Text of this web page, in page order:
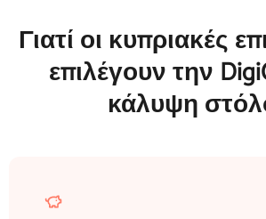
Γιατί οι κυπριακές
επιλέγουν την
κάλυψη